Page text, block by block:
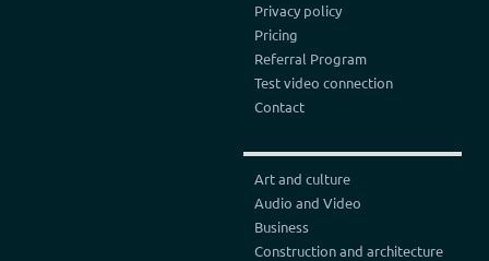
Privacy policy
Pricing
Referral Program
Test video connection
Contact
Art and culture
Audio and Video
Business
Construction and architecture